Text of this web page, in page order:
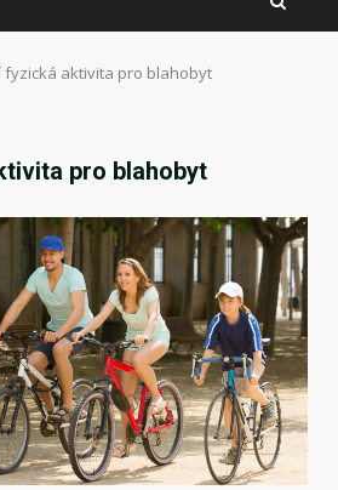
fyzická aktivita pro blahobyt
pro blahobyt